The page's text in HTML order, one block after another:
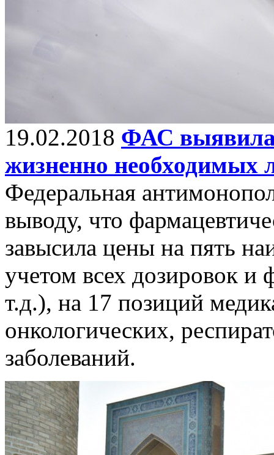
19.02.2018 ФАС выявила
жизненно необходимых
Федеральная
выводу, что
завысила цены на пять
учетом всех дозировок и
т.д.), на 17 позиций
онкологических,
заболеваний.